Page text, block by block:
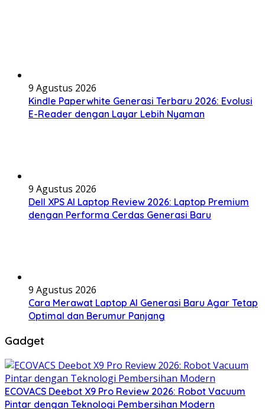
9 Agustus 2026
Kindle Paperwhite Generasi Terbaru 2026: Evolusi
E-Reader dengan Layar Lebih Nyaman
9 Agustus 2026
Dell XPS AI Laptop Review 2026: Laptop Premium
dengan Performa Cerdas Generasi Baru
9 Agustus 2026
Cara Merawat Laptop AI Generasi Baru Agar Tetap
Optimal dan Berumur Panjang
Gadget
ECOVACS Deebot X9 Pro Review 2026: Robot Vacuum
Pintar dengan Teknologi Pembersihan Modern